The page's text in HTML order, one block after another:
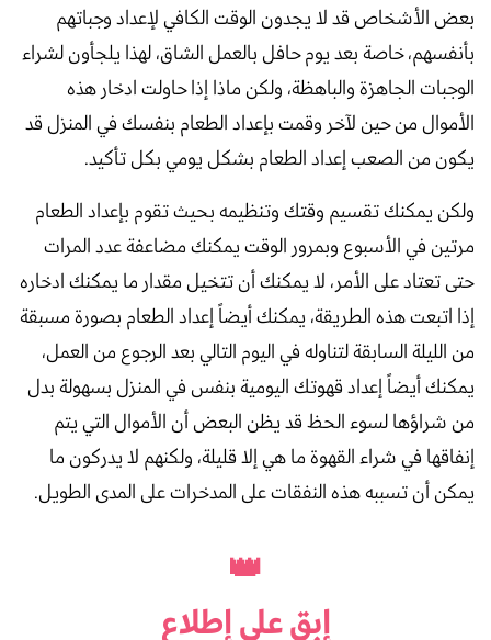
بعض الأشخاص قد لا يجدون الوقت الكافي لإعداد وجباتهم
بأنفسهم، خاصة بعد يوم حافل بالعمل الشاق، لهذا يلجأون لشراء
الوجبات الجاهزة والباهظة، ولكن ماذا إذا حاولت ادخار هذه
الأموال من حين لآخر وقمت بإعداد الطعام بنفسك في المنزل قد
يكون من الصعب إعداد الطعام بشكل يومي بكل تأكيد.
ولكن يمكنك تقسيم وقتك وتنظيمه بحيث تقوم بإعداد الطعام
مرتين في الأسبوع وبمرور الوقت يمكنك مضاعفة عدد المرات
حتى تعتاد على الأمر، لا يمكنك أن تتخيل مقدار ما يمكنك ادخاره
إذا اتبعت هذه الطريقة، يمكنك أيضاً إعداد الطعام بصورة مسبقة
من الليلة السابقة لتناوله في اليوم التالي بعد الرجوع من العمل،
يمكنك أيضاً إعداد قهوتك اليومية بنفس في المنزل بسهولة بدل
من شراؤها لسوء الحظ قد يظن البعض أن الأموال التي يتم
إنفاقها في شراء القهوة ما هي إلا قليلة، ولكنهم لا يدركون ما
يمكن أن تسببه هذه النفقات على المدخرات على المدى الطويل.
👑
إبق علىإطلاع